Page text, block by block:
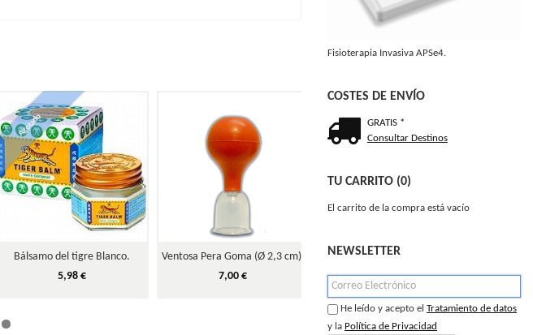
Agotado
Bálsamo del tigre Blanco.
5,98 €
Ventosa Pera Goma (Ø 2,3 cm).
7,00 €
Ventosa Pera Goma (Ø 4 cm).
7,60 €
Fisioterapia Invasiva APSe4.
COSTES DE ENVÍO
GRATIS *
Consultar Destinos
TU CARRITO (0)
El carrito de la compra está vacío
NEWSLETTER
He leído y acepto el Tratamiento de datos
y la Política de Privacidad